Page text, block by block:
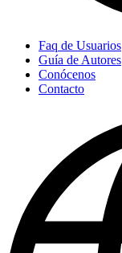
Faq de Usuarios
Guía de Autores
Conócenos
Contacto